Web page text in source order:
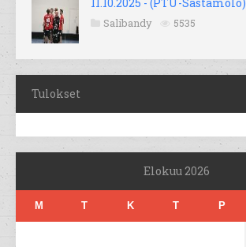
11.10.2025 - (PTU-Sastamolo)
Salibandy 5535
Tulokset
Elokuu 2026
M T K T P